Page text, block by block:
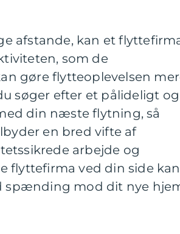
afstande, kan et
som de
gøre flytteoplevelsen
søger efter et pålideligt og
din næste flytning, så
en bred vifte af
arbejde og
flyttefirma ved din side kan
spænding mod dit nye